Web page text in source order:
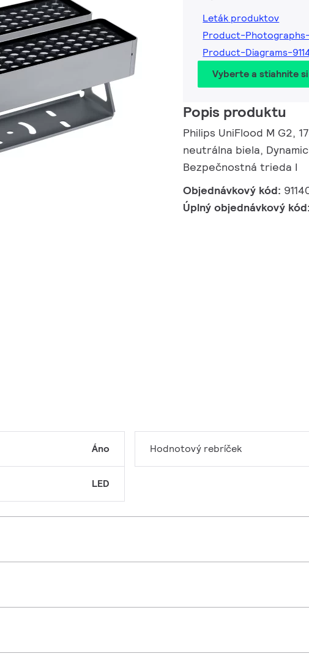
Leták produktov
Product-Photographs-
Product-Diagrams-
Vyberte a stiahnite si
Popis produktu
Philips UniFlood M G2,
neutrálna biela,
Bezpečnostná trieda I
Objednávkový kód:
Úplný objednávkový kód:
Áno
LED
Hodnotový rebríček